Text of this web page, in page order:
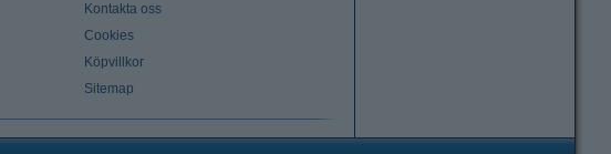
Kontakta oss
Cookies
Köpvillkor
Sitemap